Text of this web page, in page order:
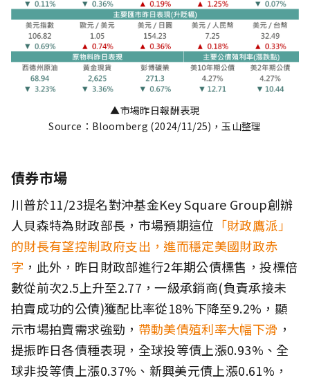
▲市場昨日報酬表現
Source：Bloomberg (2024/11/25)，玉山整理
債券市場
川普於11/23提名對沖基金Key Square Group創辦
人貝森特為財政部長，市場預期這位 「財政鷹派」
的財長有望控制政府支出，進而穩定美國財政赤
字 ，此外，昨日財政部進行2年期公債標售，投標倍
數從前次2.5上升至2.77，一級承銷商(負責承接未
拍賣成功的公債)獲配比率從18%下降至9.2%，顯
示市場拍賣需求強勁， 帶動美債殖利率大幅下滑 ，
提振昨日各債種表現，全球投等債上漲0.93%、全
球非投等債上漲0.37%、新興美元債上漲0.61%，